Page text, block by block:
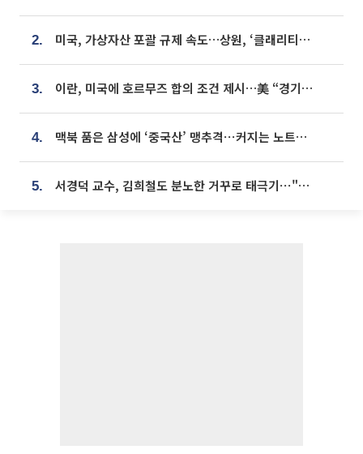
2. 미국, 가상자산 포괄 규제 속도…상원, ‘클래리티법’ 9월 절차투표 추진
3. 이란, 미국에 호르무즈 합의 조건 제시…美 “경기 아직 안 끝나” [종합]
4. 맥북 품은 삼성에 ‘중국산’ 맹추격⋯커지는 노트북 OLED 시장
5. 서경덕 교수, 김희철도 분노한 거꾸로 태극기⋯"엉터리는 아냐, 아쉬울 뿐"